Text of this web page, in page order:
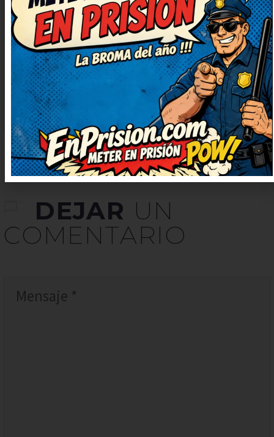
Seguid publicando más, que
alegran un montón. El juego de
palabras está finísimo, me ha
sorprendido. Prometo contarlo en
casa, nos encanta reír juntos.
DEJAR UN
COMENTARIO